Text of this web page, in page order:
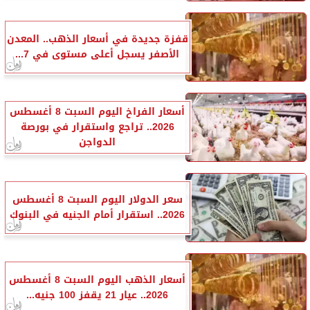
قفزة جديدة في أسعار الذهب.. المعدن
الأصفر يسجل أعلى مستوى في 7...
أسعار الفراخ اليوم السبت 8 أغسطس
2026.. تراجع واستقرار في بورصة
الدواجن
سعر الدولار اليوم السبت 8 أغسطس
2026.. استقرار أمام الجنيه في البنوك
أسعار الذهب اليوم السبت 8 أغسطس
2026.. عيار 21 يقفز 100 جنيه...